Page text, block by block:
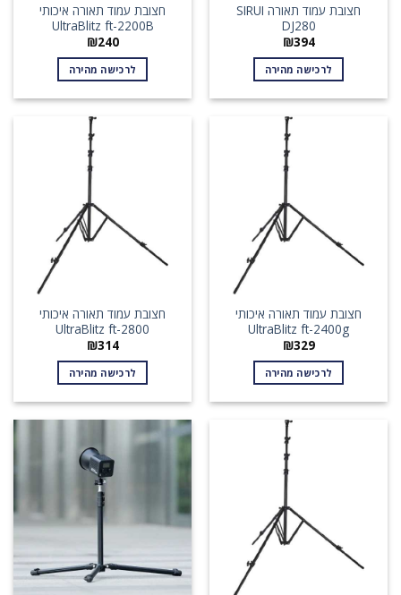
חצובת עמוד תאורה SIRUI
DJ280
₪394
לרכישה מהירה
חצובת עמוד תאורה איכותי
UltraBlitz ft-2200B
₪240
לרכישה מהירה
חצובת עמוד תאורה איכותי
UltraBlitz ft-2400g
₪329
לרכישה מהירה
חצובת עמוד תאורה איכותי
UltraBlitz ft-2800
₪314
לרכישה מהירה